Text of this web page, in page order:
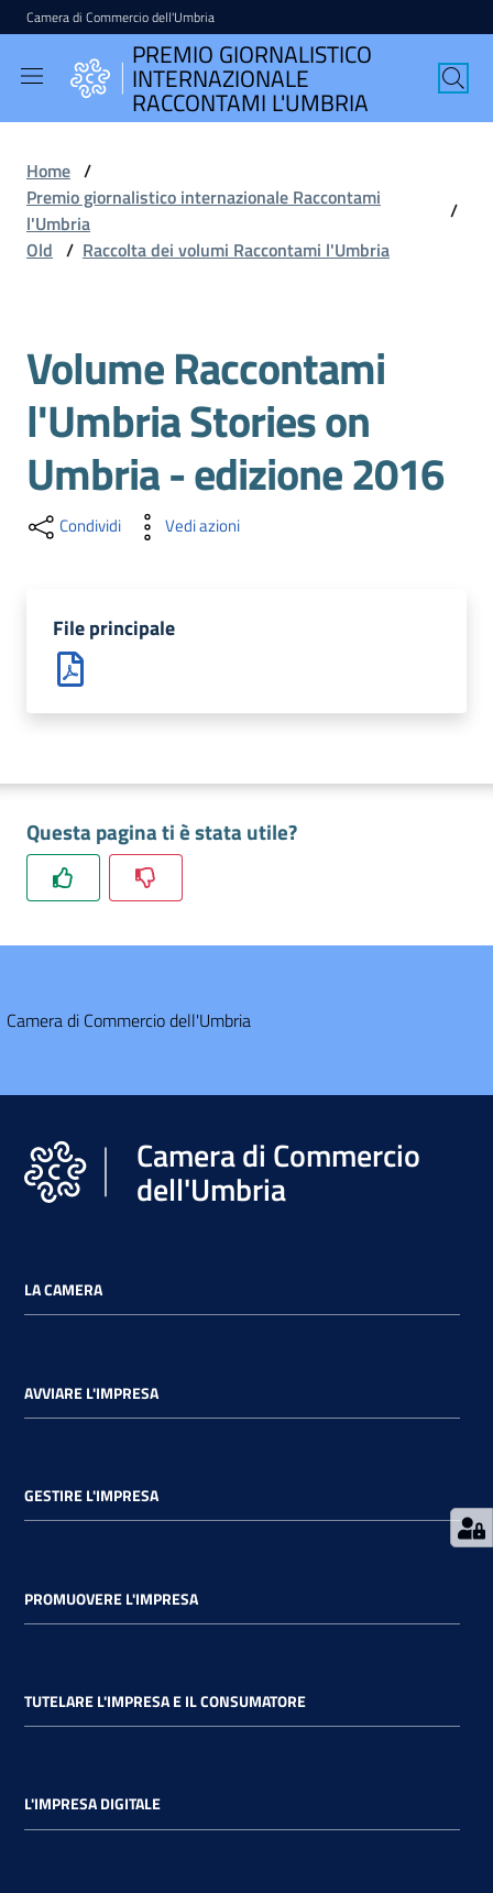
Vai al contenuto
Vai alla navigazione
Vai al footer
Camera di Commercio dell'Umbria
PREMIO GIORNALISTICO
INTERNAZIONALE
RACCONTAMI L'UMBRIA
PREMIO
GIORNALISTICO
INTERNAZIONALE
L'UMBRIA
Seguici
La Camera
l'Impresa
Gestire
territorio
l'Impresa e il
L'Impresa
Digitale
Home /
Premio giornalistico internazionale Raccontami
l'Umbria
/
Old / Raccolta dei volumi Raccontami l'Umbria
Volume Raccontami
l'Umbria Stories on
Umbria - edizione 2016
Condividi Vedi azioni
File principale
Questa pagina ti è stata utile?
Camera di Commercio dell'Umbria
Camera di Commercio
dell'Umbria
LA CAMERA
AVVIARE L'IMPRESA
GESTIRE L'IMPRESA
PROMUOVERE L'IMPRESA
TUTELARE L'IMPRESA E IL CONSUMATORE
L'IMPRESA DIGITALE